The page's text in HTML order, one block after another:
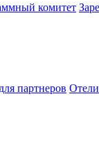
комитет
партнеров